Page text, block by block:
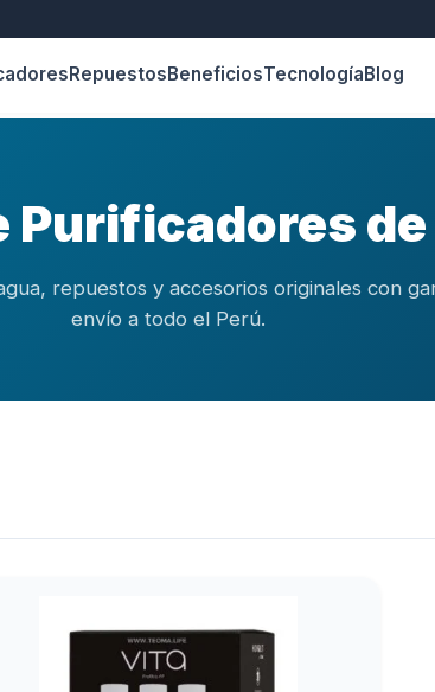
RepuestosBeneficiosTecnologíaBlog
Purificadores
repuestos y accesorios originales con
envío a todo el Perú.